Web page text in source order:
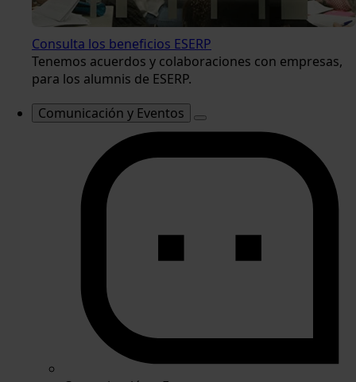
Consulta los beneficios ESERP
Tenemos acuerdos y colaboraciones con empresas,
para los alumnis de ESERP.
Comunicación y Eventos